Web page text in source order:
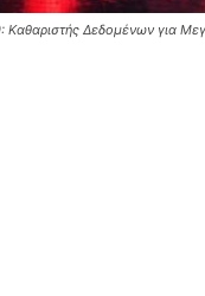
Καθαριστής Δεδομένων για